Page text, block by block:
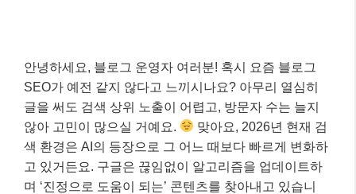
안녕하세요, 블로그 운영자 여러분! 혹시 요즘 블로그
SEO가 예전 같지 않다고 느끼시나요? 아무리 열심히
글을 써도 검색 상위 노출이 어렵고, 방문자 수는 늘지
않아 고민이 많으실 거예요.
맞아요, 2026년 현재 검
색 환경은 AI의 등장으로 그 어느 때보다 빠르게 변화하
고 있거든요. 구글은 끊임없이 알고리즘을 업데이트하
며 ‘진정으로 도움이 되는’ 콘텐츠를 찾아내고 있습니